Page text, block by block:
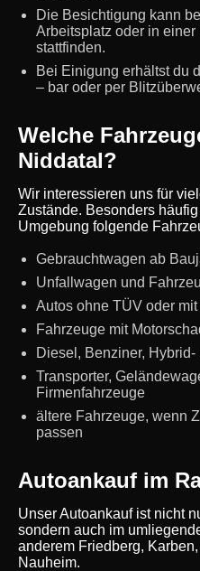
Die Besichtigung kann
Arbeitsplatz oder in
stattfinden.
Bei Einigung erhältst du
– bar oder per
Welche
Niddatal?
Wir interessieren uns für
Zustände. Besonders
Umgebung folgende
Gebrauchtwagen ab
Unfallwagen und
Autos ohne TÜV oder
Fahrzeuge mit
Diesel, Benziner,
Transporter,
Firmenfahrzeuge
ältere Fahrzeuge, wenn
passen
Autoankauf im
Unser Autoankauf ist nicht
sondern auch im
anderem Friedberg,
Nauheim.